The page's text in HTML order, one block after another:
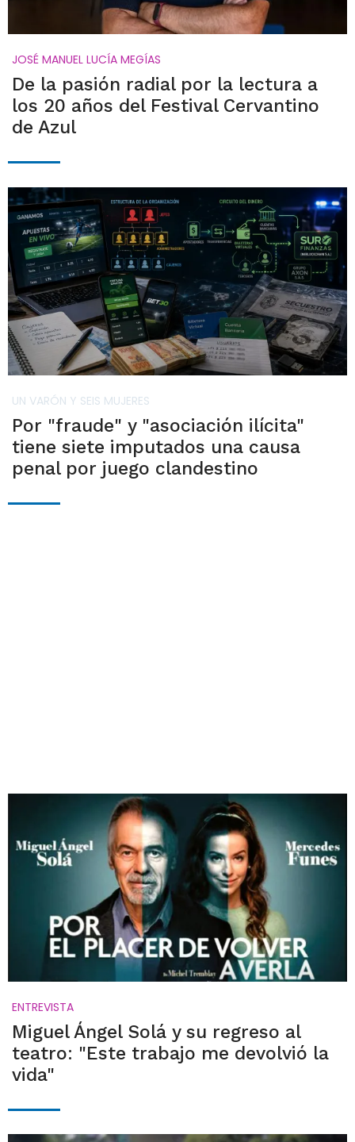
JOSÉ MANUEL LUCÍA MEGÍAS
De la pasión radial por la lectura a
los 20 años del Festival Cervantino
de Azul
UN VARÓN Y SEIS MUJERES
Por "fraude" y "asociación ilícita"
tiene siete imputados una causa
penal por juego clandestino
ENTREVISTA
Miguel Ángel Solá y su regreso al
teatro: "Este trabajo me devolvió la
vida"